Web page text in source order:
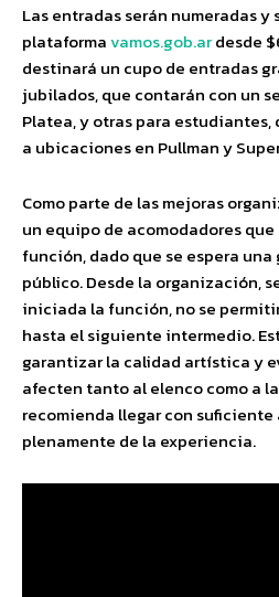
Las entradas serán numeradas
plataformavamos.gob.ardesde
destinará un cupo de entradas
jubilados, que contarán con un
Platea, y otras para
a ubicaciones en Pullman y
Como parte de las mejoras
un equipo de acomodadores
función, dado que se espera
público. Desde la organización,
iniciada la función, no se
hasta el siguiente intermedio.
garantizar la calidad artística y
afecten tanto al elenco como a
recomienda llegar con
plenamente de la experiencia.